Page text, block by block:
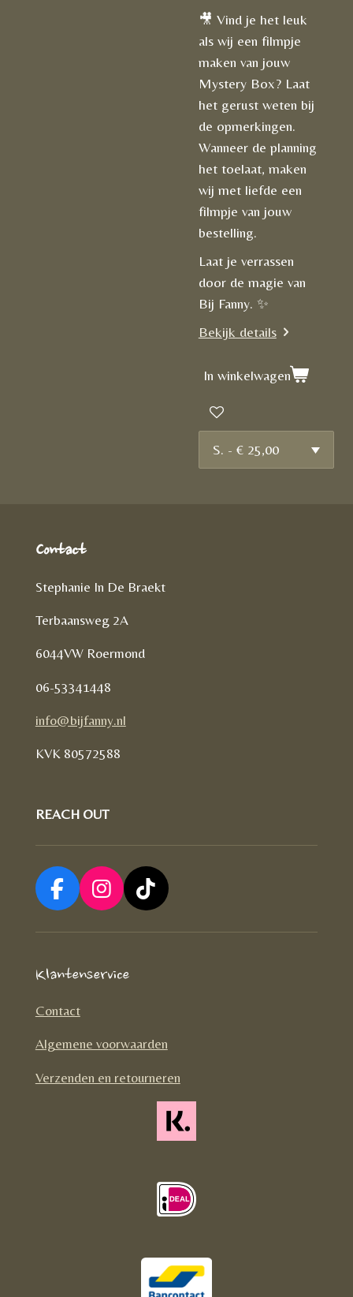
🎥 Vind je het leuk
als wij een filmpje
maken van jouw
Mystery Box? Laat
het gerust weten bij
de opmerkingen.
Wanneer de planning
het toelaat, maken
wij met liefde een
filmpje van jouw
bestelling.
Laat je verrassen
door de magie van
Bij Fanny. ✨
Bekijk details
In winkelwagen
Contact
Stephanie In De Braekt
Terbaansweg 2A
6044VW Roermond
06-53341448
info@bijfanny.nl
KVK 80572588
REACH OUT
F
b
o
k
I
a
a
T
Klantenservice
Contact
Algemene voorwaarden
Verzenden en retourneren